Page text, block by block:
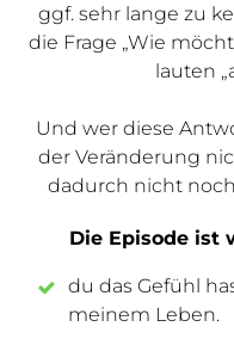
ggf. sehr lange zu
die Frage „Wie
lauten
Und wer diese
der Veränderung
dadurch nicht
Die Episode ist
du das Gefühl
meinem Leben.